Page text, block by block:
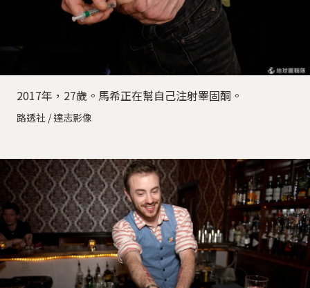
2017年，27歲。馬希正在幫自己注射睪固酮。
路透社 / 達志影像